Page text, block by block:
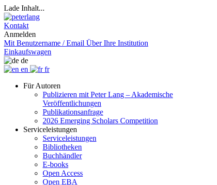
Lade Inhalt...
Kontakt
Anmelden
Mit Benutzername / Email Über Ihre Institution
Einkaufswagen
de
en
fr
Für Autoren
Publizieren mit Peter Lang – Akademische
Veröffentlichungen
Publikationsanfrage
2026 Emerging Scholars Competition
Serviceleistungen
Serviceleistungen
Bibliotheken
Buchhändler
E-books
Open Access
Open EBA